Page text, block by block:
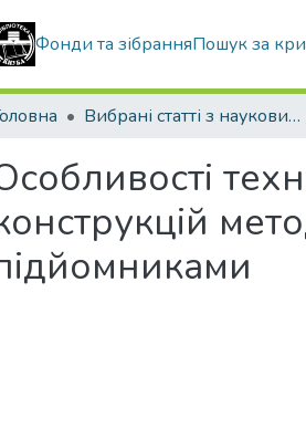
Фонди та зібранняПошук за
Вибрані статті з наукових збірників КНУБА